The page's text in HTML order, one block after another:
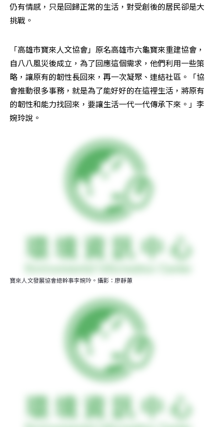
仍有情感，只是回歸正常的生活，對受創後的居民卻是大
挑戰。
「高雄市寶來人文協會」原名高雄市六龜寶來重建協會，
自八八風災後成立，為了回應這個需求，他們利用一些策
略，讓原有的韌性長回來，再一次凝聚、連結社區。「協
會推動很多事務，就是為了能好好的在這裡生活，將原有
的韌性和能力找回來，要讓生活一代一代傳承下來。」李
婉玲說。
寶來人文發展協會總幹事李婉玲。攝影：廖靜蕙